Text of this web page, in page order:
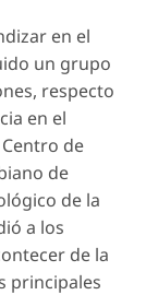
en el
un grupo
respecto
en el
de
de
de la
a los
de la
principales